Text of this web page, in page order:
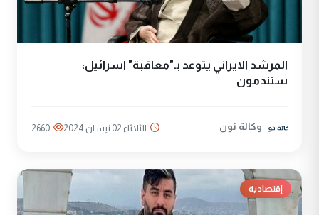
المرشد الايراني يتوعد بـ"معاقبة" اسرائيل:
ستندمون
وكالة نون الثلاثاء 02 نيسان 2024 2660
إقتصادية